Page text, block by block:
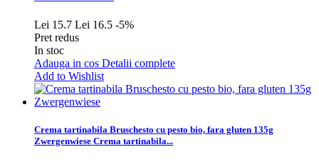
Lei 15.7 Lei 16.5 -5%
Pret redus
In stoc
Adauga in cos Detalii complete
Add to Wishlist
Crema tartinabila Bruschesto cu pesto bio, fara gluten 135g
Zwergenwiese Crema tartinabila...